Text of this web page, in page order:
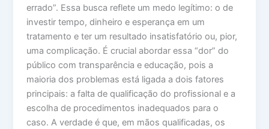
errado”. Essa busca reflete um medo legítimo: o de
investir tempo, dinheiro e esperança em um
tratamento e ter um resultado insatisfatório ou, pior,
uma complicação. É crucial abordar essa “dor” do
público com transparência e educação, pois a
maioria dos problemas está ligada a dois fatores
principais: a falta de qualificação do profissional e a
escolha de procedimentos inadequados para o
caso. A verdade é que, em mãos qualificadas, os